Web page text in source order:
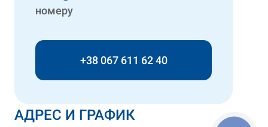
АДРЕС И ГРАФИК
номеру
+38 067 611 62 40